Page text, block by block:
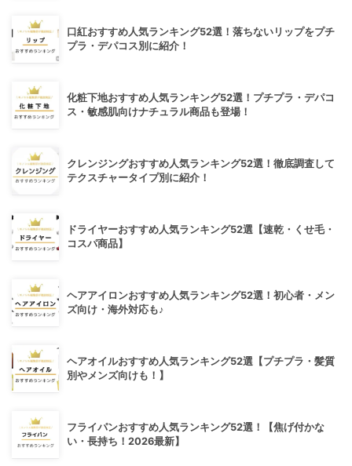
口紅おすすめ人気ランキング52選！落ちないリップをプチ
プラ・デパコス別に紹介！
化粧下地おすすめ人気ランキング52選！プチプラ・デパコ
ス・敏感肌向けナチュラル商品も登場！
クレンジングおすすめ人気ランキング52選！徹底調査して
テクスチャータイプ別に紹介！
ドライヤーおすすめ人気ランキング52選【速乾・くせ毛・
コスパ商品】
ヘアアイロンおすすめ人気ランキング52選！初心者・メン
ズ向け・海外対応も♪
ヘアオイルおすすめ人気ランキング52選【プチプラ・髪質
別やメンズ向けも！】
フライパンおすすめ人気ランキング52選！【焦げ付かな
い・長持ち！2026最新】